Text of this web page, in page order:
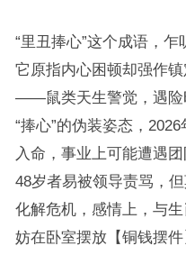
“里丑捧心”这个成语，乍
它原指内心困顿却强作
——鼠类天生警觉，遇险
“捧心”的伪装姿态，
入命，事业上可能遭遇
48岁者易被领导责骂，
化解危机，感情上，与
妨在卧室摆放【铜钱摆件